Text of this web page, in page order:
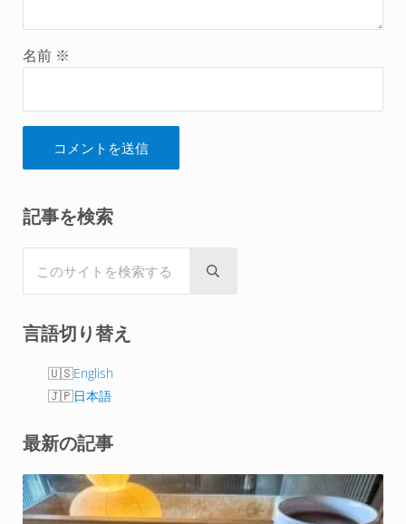
名前 ※
Sidebar
記事を検索
Submit search
言語切り替え
English
日本語
最新の記事